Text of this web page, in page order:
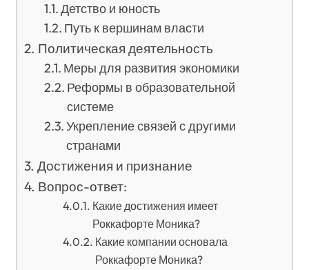
Детство и юность
Путь к вершинам власти
Политическая деятельность
Меры для развития экономики
Реформы в образовательной
системе
Укрепление связей с другими
странами
Достижения и признание
Вопрос-ответ:
Какие достижения имеет
Роккафорте Моника?
Какие компании основала
Роккафорте Моника?